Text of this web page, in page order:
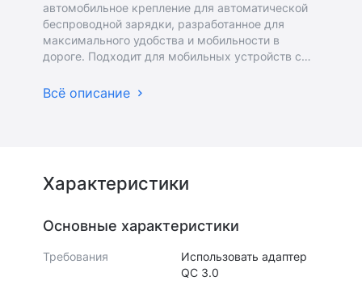
автомобильное крепление для автоматической
беспроводной зарядки, разработанное для
максимального удобства и мобильности в
дороге. Подходит для мобильных устройств с
Всё описание
Характеристики
Основные характеристики
Требования
Использовать адаптер
QC 3.0